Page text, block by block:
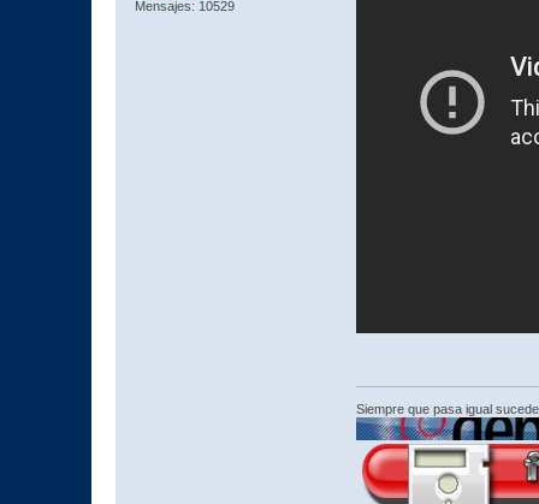
Mensajes: 10529
Siempre que pasa igual